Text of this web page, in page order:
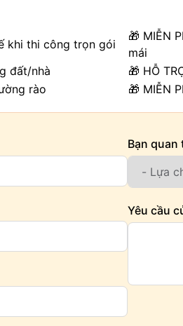
khi thi công trọn gói
🎁 MIỄN
mái
đất/nhà
🎁 HỖ
rào
🎁 MIỄN
Bạn quan
Yêu cầu